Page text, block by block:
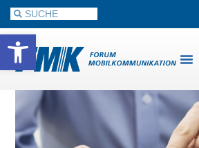
Werkzeugleiste öffnen